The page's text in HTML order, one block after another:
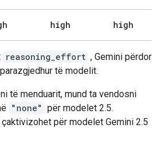
high high
reasoning_effort , Gemini përdor
të modelit.
të menduarit, mund ta vendosni
"none" për modelet 2.5.
për modelet Gemini 2.5